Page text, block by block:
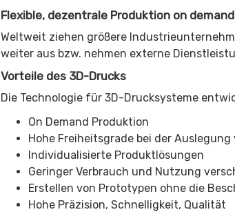
Flexible, dezentrale Produktion on demand
Weltweit ziehen größere
weiter aus bzw. nehmen externe
Vorteile des 3D-Drucks
Die Technologie für 3D-Drucksysteme
On Demand Produktion
Hohe Freiheitsgrade bei der
Individualisierte Produktlösungen
Geringer Verbrauch und Nutzung
Erstellen von Prototypen ohne die
Hohe Präzision, Schnelligkeit, Qualität